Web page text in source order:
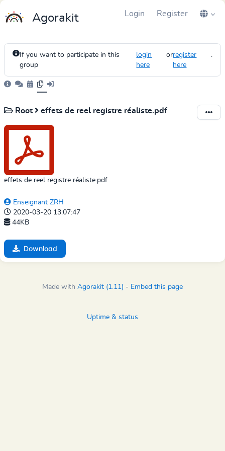
Agorakit Login Register
If you want to participate in this
group
login
here
orregister
here
.
Root effets de reel registre réaliste.pdf
effets de reel registre réaliste.pdf
Enseignant ZRH
2020-03-20 13:07:47
44KB
Download
Made with Agorakit (1.11) - Embed this page
Uptime & status